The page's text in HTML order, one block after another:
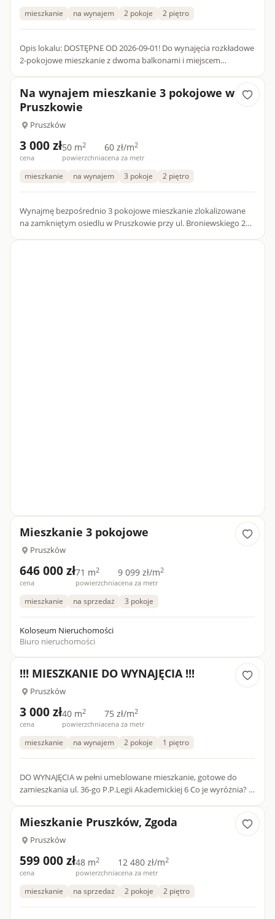
mieszkanie na wynajem 2 pokoje 2 piętro
Opis lokalu: DOSTĘPNE OD 2026-09-01! Do wynajęcia rozkładowe
2-pokojowe mieszkanie z dwoma balkonami i miejscem
Na wynajem mieszkanie 3 pokojowe w
Pruszkowie
Pruszków
3 000 zł
cena
50 m2
powierzchnia
60 zł/m2
cena za metr
mieszkanie na wynajem 3 pokoje 2 piętro
Wynajmę bezpośrednio 3 pokojowe mieszkanie zlokalizowane
na zamkniętym osiedlu w Pruszkowie przy ul. Broniewskiego 28c,
Mieszkanie 3 pokojowe
Pruszków
646 000 zł
cena
71 m2
powierzchnia
9 099 zł/m2
cena za metr
mieszkanie na sprzedaż 3 pokoje
Koloseum Nieruchomości
Biuro nieruchomości
!!! MIESZKANIE DO WYNAJĘCIA !!!
Pruszków
3 000 zł
cena
40 m2
powierzchnia
75 zł/m2
cena za metr
mieszkanie na wynajem 2 pokoje 1 piętro
DO WYNAJĘCIA w pełni umeblowane mieszkanie, gotowe do
zamieszkania ul. 36-go P.P.Legii Akademickiej 6 Co je wyróżnia? •
Mieszkanie Pruszków, Zgoda
Pruszków
599 000 zł
cena
48 m2
powierzchnia
12 480 zł/m2
cena za metr
mieszkanie na sprzedaż 2 pokoje 2 piętro